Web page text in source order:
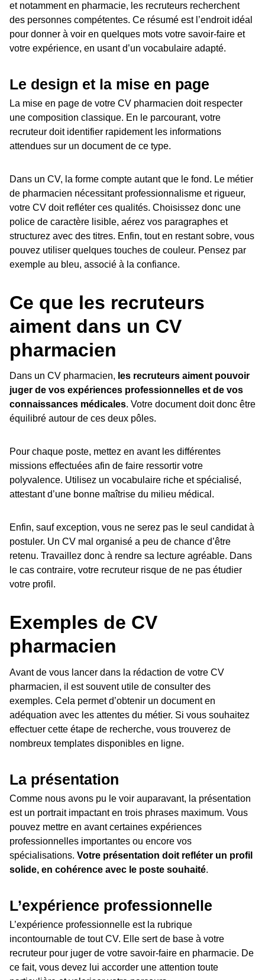
et notamment en pharmacie, les recruteurs recherchent
des personnes compétentes. Ce résumé est l’endroit idéal
pour donner à voir en quelques mots votre savoir-faire et
votre expérience, en usant d’un vocabulaire adapté.
Le design et la mise en page
La mise en page de votre CV pharmacien doit respecter
une composition classique. En le parcourant, votre
recruteur doit identifier rapidement les informations
attendues sur un document de ce type.
Dans un CV, la forme compte autant que le fond. Le métier
de pharmacien nécessitant professionnalisme et rigueur,
votre CV doit refléter ces qualités. Choisissez donc une
police de caractère lisible, aérez vos paragraphes et
structurez avec des titres. Enfin, tout en restant sobre, vous
pouvez utiliser quelques touches de couleur. Pensez par
exemple au bleu, associé à la confiance.
Ce que les recruteurs
aiment dans un CV
pharmacien
Dans un CV pharmacien, les recruteurs aiment pouvoir
juger de vos expériences professionnelles et de vos
connaissances médicales. Votre document doit donc être
équilibré autour de ces deux pôles.
Pour chaque poste, mettez en avant les différentes
missions effectuées afin de faire ressortir votre
polyvalence. Utilisez un vocabulaire riche et spécialisé,
attestant d’une bonne maîtrise du milieu médical.
Enfin, sauf exception, vous ne serez pas le seul candidat à
postuler. Un CV mal organisé a peu de chance d’être
retenu. Travaillez donc à rendre sa lecture agréable. Dans
le cas contraire, votre recruteur risque de ne pas étudier
votre profil.
Exemples de CV
pharmacien
Avant de vous lancer dans la rédaction de votre CV
pharmacien, il est souvent utile de consulter des
exemples. Cela permet d’obtenir un document en
adéquation avec les attentes du métier. Si vous souhaitez
effectuer cette étape de recherche, vous trouverez de
nombreux templates disponibles en ligne.
La présentation
Comme nous avons pu le voir auparavant, la présentation
est un portrait impactant en trois phrases maximum. Vous
pouvez mettre en avant certaines expériences
professionnelles importantes ou encore vos
spécialisations. Votre présentation doit refléter un profil
solide, en cohérence avec le poste souhaité.
L’expérience professionnelle
L’expérience professionnelle est la rubrique
incontournable de tout CV. Elle sert de base à votre
recruteur pour juger de votre savoir-faire en pharmacie. De
ce fait, vous devez lui accorder une attention toute